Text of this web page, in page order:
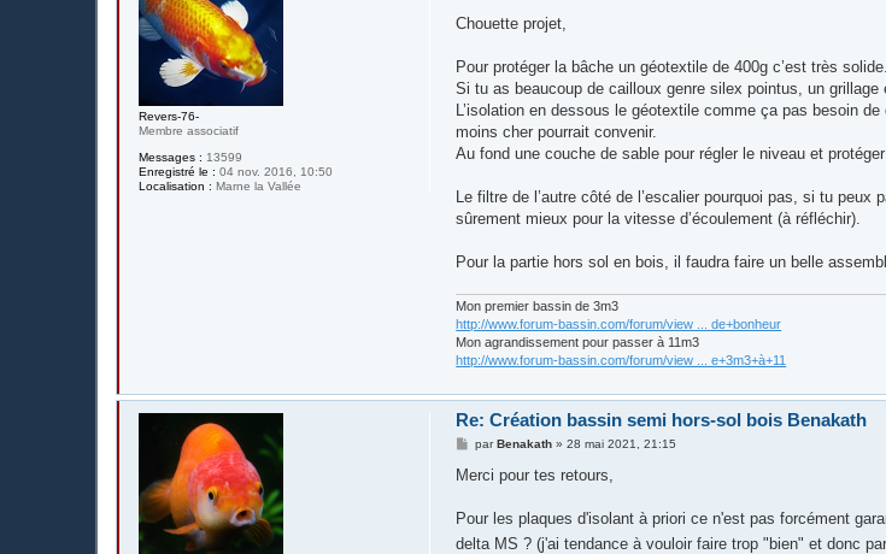
Revers-76-
Membre associatif
Messages : 13599
Enregistré le : 04 nov. 2016, 10:50
Localisation : Marne la Vallée
s
g
Chouette projet,
Pour protéger la bâche un géotextile de 400g c’est très solide.
Si tu as beaucoup de cailloux genre silex pointus, un
L’isolation en dessous le géotextile comme ça pas besoin
moins cher pourrait convenir.
Au fond une couche de sable pour régler le niveau et
Le filtre de l’autre côté de l’escalier pourquoi pas, si tu
sûrement mieux pour la vitesse d’écoulement (à réfléchir).
Pour la partie hors sol en bois, il faudra faire un belle
Mon premier bassin de 3m3
http://www.forum-bassin.com/forum/view ... de+bonheur
Mon agrandissement pour passer à 11m3
http://www.forum-bassin.com/forum/view ... e+3m3+à+11
Re: Création bassin semi hors-sol bois Benakath
M
s
g
parBenakath »28 mai 2021, 21:15
Merci pour tes retours,
Pour les plaques d'isolant à priori ce n'est pas forcément
delta MS ? (j'ai tendance à vouloir faire trop "bien" et donc